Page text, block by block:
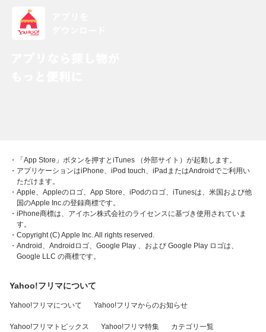
・「App Store」ボタンを押すとiTunes （外部サイト）が起動します。
・アプリケーションはiPhone、iPod touch、iPadまたはAndroidでご利用い
ただけます。
・Apple、Appleのロゴ、App Store、iPodのロゴ、iTunesは、米国および他
国のApple Inc.の登録商標です。
・iPhone商標は、アイホン株式会社のライセンスに基づき使用されていま
す。
・Copyright (C) Apple Inc. All rights reserved.
・Android、Androidロゴ、Google Play 、および Google Play ロゴは、
Google LLC の商標です。
Yahoo!フリマについて
Yahoo!フリマについて Yahoo!フリマからのお知らせ
Yahoo!フリマトピックス Yahoo!フリマ特集 カテゴリ一覧